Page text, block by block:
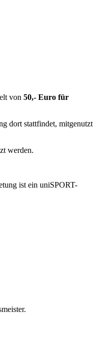
von 50,- Euro für
dort stattfindet, mitgenutzt
werden.
ist ein uniSPORT-